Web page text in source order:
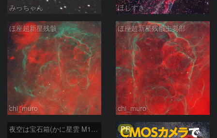
みっちゃん ほしすき
ほ座超新星残骸
chi_muro
ほ座超新星残骸主要部
chi_muro
夜空は宝石箱(かに星雲 M1) Seestar50 PR